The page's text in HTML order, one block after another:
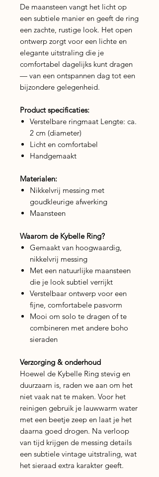
De maansteen vangt het licht op
een subtiele manier en geeft de ring
een zachte, rustige look. Het open
ontwerp zorgt voor een lichte en
elegante uitstraling die je
comfortabel dagelijks kunt dragen
— van een ontspannen dag tot een
bijzondere gelegenheid.
Product specificaties:
Verstelbare ringmaat Lengte: ca.
2 cm (diameter)
Licht en comfortabel
Handgemaakt
Materialen:
Nikkelvrij messing met
goudkleurige afwerking
Maansteen
Waarom de Kybelle Ring?
Gemaakt van hoogwaardig,
nikkelvrij messing
Met een natuurlijke maansteen
die je look subtiel verrijkt
Verstelbaar ontwerp voor een
fijne, comfortabele pasvorm
Mooi om solo te dragen of te
combineren met andere boho
sieraden
Verzorging & onderhoud
Hoewel de Kybelle Ring stevig en
duurzaam is, raden we aan om het
niet vaak nat te maken. Voor het
reinigen gebruik je lauwwarm water
met een beetje zeep en laat je het
daarna goed drogen. Na verloop
van tijd krijgen de messing details
een subtiele vintage uitstraling, wat
het sieraad extra karakter geeft.